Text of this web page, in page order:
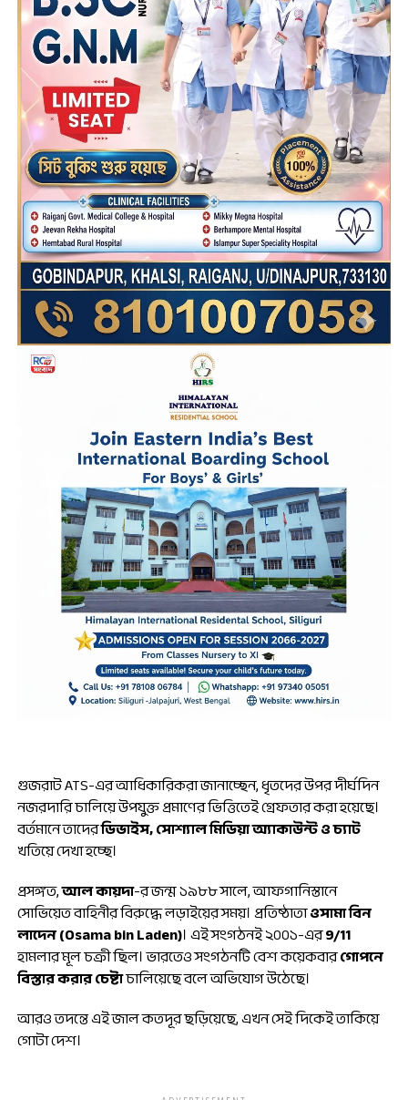
গুজরাট ATS-এর আধিকারিকরা জানাচ্ছেন, ধৃতদের উপর দীর্ঘদিন
নজরদারি চালিয়ে উপযুক্ত প্রমাণের ভিত্তিতেই গ্রেফতার করা হয়েছে।
বর্তমানে তাদেরডিভাইস, সোশ্যাল মিডিয়া অ্যাকাউন্ট ও চ্যাট
খতিয়ে দেখা হচ্ছে।
প্রসঙ্গত,আল কায়দা-র জন্ম ১৯৮৮ সালে, আফগানিস্তানে
সোভিয়েত বাহিনীর বিরুদ্ধে লড়াইয়ের সময়। প্রতিষ্ঠাতাওসামা বিন
লাদেন (Osama bin Laden)। এই সংগঠনই ২০০১-এর9/11
হামলার মূল চক্রী ছিল। ভারতেও সংগঠনটি বেশ কয়েকবারগোপনে
বিস্তার করার চেষ্টাচালিয়েছে বলে অভিযোগ উঠেছে।
আরও তদন্তে এই জাল কতদূর ছড়িয়েছে, এখন সেই দিকেই তাকিয়ে
গোটা দেশ।